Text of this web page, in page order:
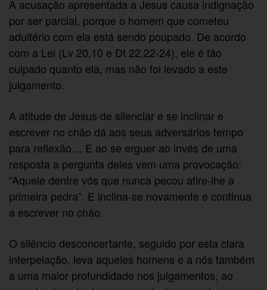
A acusação apresentada a Jesus causa indignação
por ser parcial, porque o homem que cometeu
adultério com ela está sendo poupado. De acordo
com a Lei (Lv 20,10 e Dt 22,22-24), ele é tão
culpado quanto ela, mas não foi levado a este
julgamento.
A atitude de Jesus de silenciar e se inclinar e
escrever no chão dá aos seus adversários tempo
para reflexão… E ao se erguer ao invés de uma
resposta a pergunta deles vem uma provocação:
“Aquele dentre vós que nunca pecou atire-lhe a
primeira pedra”. E inclina-se novamente e continua
a escrever no chão.
O silêncio desconcertante, seguido por esta clara
interpelação, leva aqueles homens e a nós também
a uma maior profundidade nos julgamentos, ao